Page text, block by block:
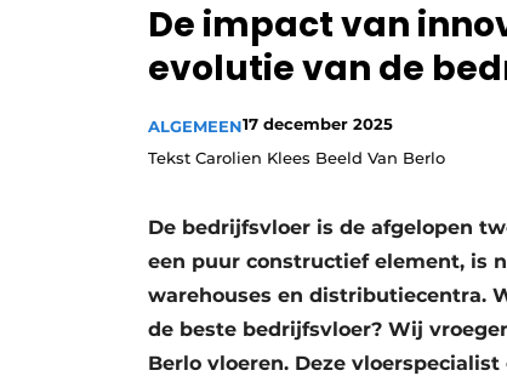
De impact van
evolutie van de
ALGEMEEN17 december 2025
Tekst Carolien Klees Beeld Van Berlo
De bedrijfsvloer is de afgelopen
een puur constructief element, is
warehouses en distributiecentra.
de beste bedrijfsvloer? Wij
Berlo vloeren. Deze